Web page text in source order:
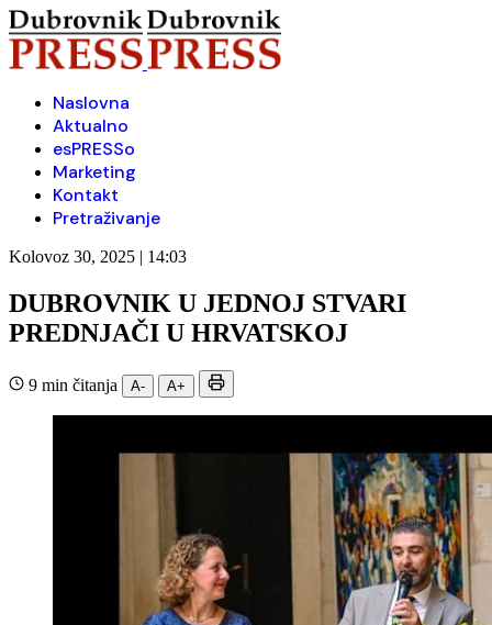
Naslovna
Aktualno
esPRESSo
Marketing
Kontakt
Pretraživanje
Kolovoz 30, 2025 | 14:03
DUBROVNIK U JEDNOJ STVARI
PREDNJAČI U HRVATSKOJ
9 min čitanja A- A+